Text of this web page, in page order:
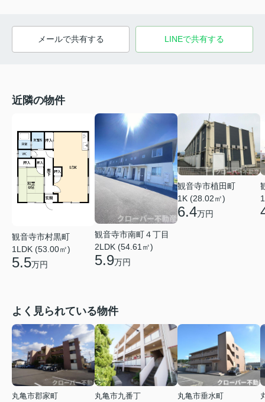
メールで共有する LINEで共有する
近隣の物件
観音寺市村黒町
1LDK (53.00㎡)
5.5万円
観音寺市南町４丁目
2LDK (54.61㎡)
5.9万円
観音寺市植田町
1K (28.02㎡)
6.4万円
よく見られている物件
丸亀市郡家町
丸亀市九番丁
丸亀市垂水町